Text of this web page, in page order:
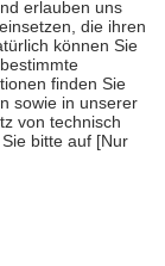
18. Lebensjahr
die von der
Bewertungen